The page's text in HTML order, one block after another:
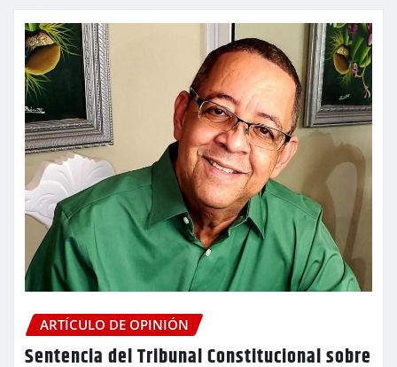
ARTÍCULO DE OPINIÓN
Sentencia del Tribunal Constitucional sobre